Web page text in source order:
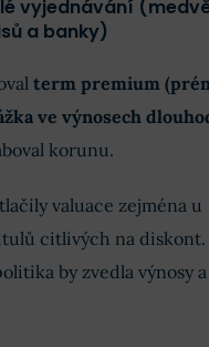
vyjednávání
a banky)
term premium
ve výnosech
korunu.
valuace zejména u
citlivých na diskont.
by zvedla výnosy